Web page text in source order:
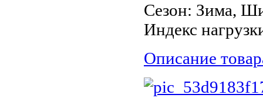
Сезон: Зима,
Индекс
Описание